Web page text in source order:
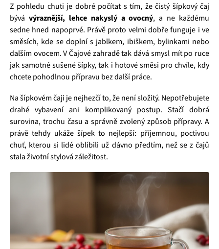
Z pohledu chuti je dobré počítat s tím, že čistý šípkový čaj
bývá výraznější, lehce nakyslý a ovocný, a ne každému
sedne hned napoprvé. Právě proto velmi dobře funguje i ve
směsích, kde se doplní s jablkem, ibiškem, bylinkami nebo
dalším ovocem. V Čajové zahradě tak dává smysl mít po ruce
jak samotné sušené šípky, tak i hotové směsi pro chvíle, kdy
chcete pohodlnou přípravu bez další práce.
Na šípkovém čaji je nejhezčí to, že není složitý. Nepotřebujete
drahé vybavení ani komplikovaný postup. Stačí dobrá
surovina, trochu času a správně zvolený způsob přípravy. A
právě tehdy ukáže šípek to nejlepší: příjemnou, poctivou
chuť, kterou si lidé oblíbili už dávno předtím, než se z čajů
stala životní stylová záležitost.